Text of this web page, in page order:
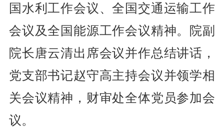
国水利工作会议、全国交通运输工作
会议及全国能源工作会议精神。院副
院长唐云清出席会议并作总结讲话，
党支部书记赵守高主持会议并领学相
关会议精神，财审处全体党员参加会
议。